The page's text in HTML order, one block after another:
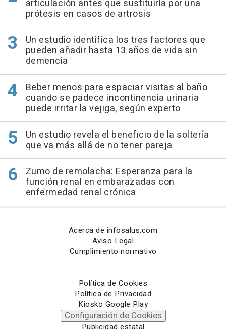
articulación antes que sustituirla por una
prótesis en casos de artrosis
Un estudio identifica los tres factores que
pueden añadir hasta 13 años de vida sin
demencia
Beber menos para espaciar visitas al baño
cuando se padece incontinencia urinaria
puede irritar la vejiga, según experto
Un estudio revela el beneficio de la soltería
que va más allá de no tener pareja
Zumo de remolacha: Esperanza para la
función renal en embarazadas con
enfermedad renal crónica
Acerca de infosalus.com
Aviso Legal
Cumplimiento normativo
Política de Cookies
Política de Privacidad
Kiosko Google Play
Configuración de Cookies
Publicidad estatal